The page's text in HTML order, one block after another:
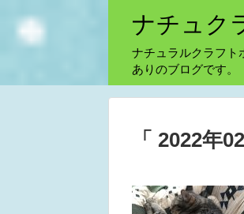
ナチュク
ナチュラルクラフト
ありのブログです。
「 2022年